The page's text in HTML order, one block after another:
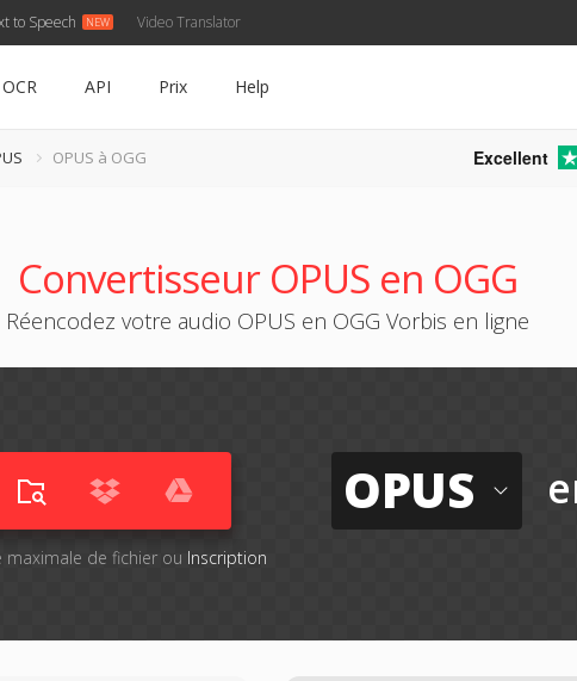
to Speech Video Translator
OCR API Prix Help
OPUS à OGG Excellent
Convertisseur OPUS en OGG
Réencodez votre audio OPUS en OGG Vorbis en ligne
maximale de fichier ou Inscription
OPUS